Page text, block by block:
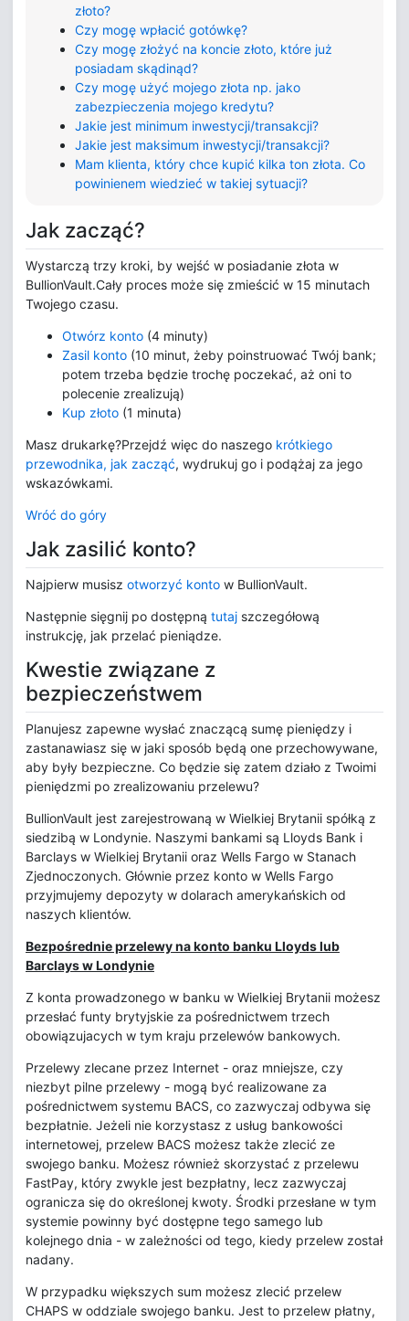
złoto?
Czy mogę wpłacić gotówkę?
Czy mogę złożyć na koncie złoto, które już
posiadam skądinąd?
Czy mogę użyć mojego złota np. jako
zabezpieczenia mojego kredytu?
Jakie jest minimum inwestycji/transakcji?
Jakie jest maksimum inwestycji/transakcji?
Mam klienta, który chce kupić kilka ton złota. Co
powinienem wiedzieć w takiej sytuacji?
Jak zacząć?
Wystarczą trzy kroki, by wejść w posiadanie złota w
BullionVault.Cały proces może się zmieścić w 15 minutach
Twojego czasu.
Otwórz konto (4 minuty)
Zasil konto (10 minut, żeby poinstruować Twój bank;
potem trzeba będzie trochę poczekać, aż oni to
polecenie zrealizują)
Kup złoto (1 minuta)
Masz drukarkę?Przejdź więc do naszego krótkiego
przewodnika, jak zacząć, wydrukuj go i podążaj za jego
wskazówkami.
Wróć do góry
Jak zasilić konto?
Najpierw musisz otworzyć konto w BullionVault.
Następnie sięgnij po dostępną tutaj szczegółową
instrukcję, jak przelać pieniądze.
Kwestie związane z
bezpieczeństwem
Planujesz zapewne wysłać znaczącą sumę pieniędzy i
zastanawiasz się w jaki sposób będą one przechowywane,
aby były bezpieczne. Co będzie się zatem działo z Twoimi
pieniędzmi po zrealizowaniu przelewu?
BullionVault jest zarejestrowaną w Wielkiej Brytanii spółką z
siedzibą w Londynie. Naszymi bankami są Lloyds Bank i
Barclays w Wielkiej Brytanii oraz Wells Fargo w Stanach
Zjednoczonych. Głównie przez konto w Wells Fargo
przyjmujemy depozyty w dolarach amerykańskich od
naszych klientów.
Bezpośrednie przelewy na konto banku Lloyds lub
Barclays w Londynie
Z konta prowadzonego w banku w Wielkiej Brytanii możesz
przesłać funty brytyjskie za pośrednictwem trzech
obowiązujacych w tym kraju przelewów bankowych.
Przelewy zlecane przez Internet - oraz mniejsze, czy
niezbyt pilne przelewy - mogą być realizowane za
pośrednictwem systemu BACS, co zazwyczaj odbywa się
bezpłatnie. Jeżeli nie korzystasz z usług bankowości
internetowej, przelew BACS możesz także zlecić ze
swojego banku. Możesz również skorzystać z przelewu
FastPay, który zwykle jest bezpłatny, lecz zazwyczaj
ogranicza się do określonej kwoty. Środki przesłane w tym
systemie powinny być dostępne tego samego lub
kolejnego dnia - w zależności od tego, kiedy przelew został
nadany.
W przypadku większych sum możesz zlecić przelew
CHAPS w oddziale swojego banku. Jest to przelew płatny,